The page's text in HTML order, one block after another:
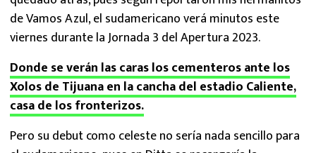
de Vamos Azul, el sudamericano verá minutos este
viernes durante la Jornada 3 del Apertura 2023.
Donde se verán las caras los cementeros ante los
Xolos de Tijuana en la cancha del estadio Caliente,
casa de los fronterizos.
Pero su debut como celeste no sería nada sencillo para